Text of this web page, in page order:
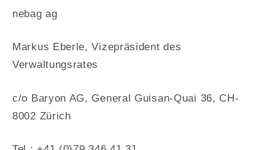
nebag ag
Markus Eberle, Vizepräsident des
Verwaltungsrates
c/o Baryon AG, General Guisan-Quai 36, CH-
8002 Zürich